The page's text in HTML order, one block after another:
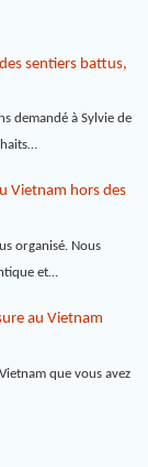
sentiers battus,
demandé à Sylvie de
Vietnam hors des
organisé. Nous
et…
au Vietnam
que vous avez